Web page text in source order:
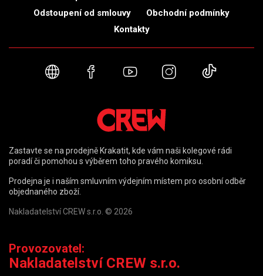
Odstoupení od smlouvy
Obchodní podmínky
Kontakty
Webové stránky
FacebookYouTubeInstagram
Zastavte se na prodejně Krakatit, kde vám naši kolegové rádi
poradí či pomohou s výběrem toho pravého komiksu.
Prodejna je i naším smluvním výdejním místem pro osobní odběr
objednaného zboží.
Nakladatelství CREW s.r.o. © 2026
Provozovatel:
Nakladatelství CREW s.r.o.